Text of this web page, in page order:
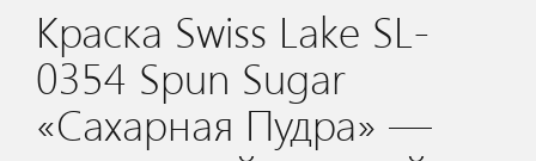
Краска Swiss Lake SL-
0354 Spun Sugar
«Сахарная Пудра» —